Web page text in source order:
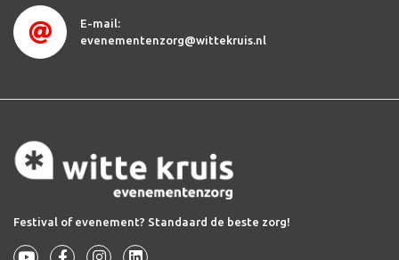
E-mail:
evenementenzorg@wittekruis.nl
Festival of evenement? Standaard de beste zorg!